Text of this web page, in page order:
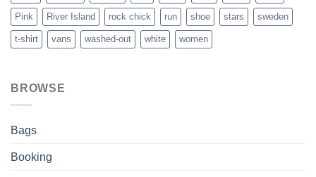
Pink River Island rock chick run shoe stars sweden
t-shirt vans washed-out white women
BROWSE
Bags
Booking